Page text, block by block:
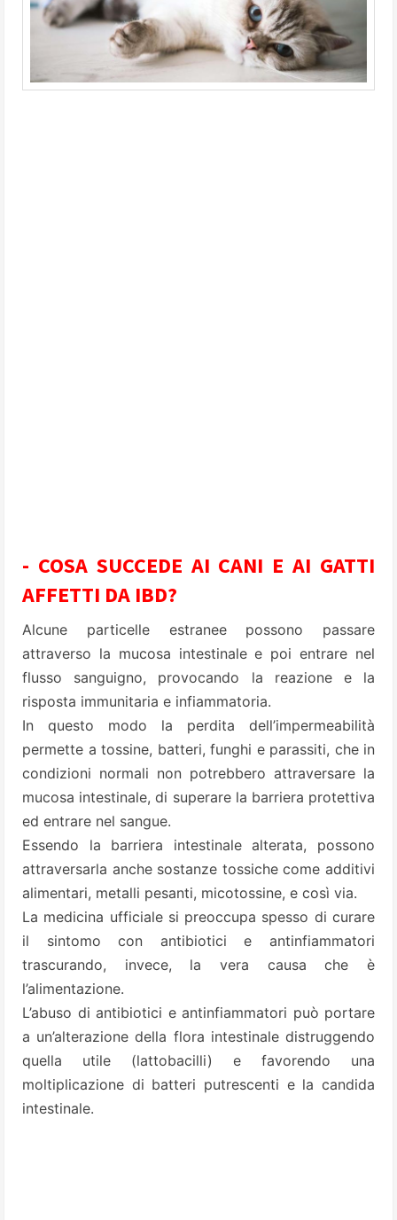
- COSA SUCCEDE AI CANI E AI GATTI
AFFETTI DA IBD?
Alcune particelle estranee possono passare
attraverso la mucosa intestinale e poi entrare nel
flusso sanguigno, provocando la reazione e la
risposta immunitaria e infiammatoria.
In questo modo la perdita dell’impermeabilità
permette a tossine, batteri, funghi e parassiti, che in
condizioni normali non potrebbero attraversare la
mucosa intestinale, di superare la barriera protettiva
ed entrare nel sangue.
Essendo la barriera intestinale alterata, possono
attraversarla anche sostanze tossiche come additivi
alimentari, metalli pesanti, micotossine, e così via.
La medicina ufficiale si preoccupa spesso di curare
il sintomo con antibiotici e antinfiammatori
trascurando, invece, la vera causa che è
l’alimentazione.
L’abuso di antibiotici e antinfiammatori può portare
a un’alterazione della flora intestinale distruggendo
quella utile (lattobacilli) e favorendo una
moltiplicazione di batteri putrescenti e la candida
intestinale.